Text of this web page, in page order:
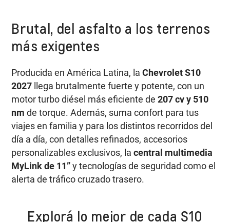
Brutal, del asfalto a los terrenos
más exigentes
Producida en América Latina, la Chevrolet S10
2027 llega brutalmente fuerte y potente, con un
motor turbo diésel más eficiente de207 cv y 510
nm de torque. Además, suma confort para tus
viajes en familia y para los distintos recorridos del
día a día, con detalles refinados, accesorios
personalizables exclusivos, lacentral multimedia
MyLink de 11”y tecnologías de seguridad como el
alerta de tráfico cruzado trasero.
Explorá lo mejor de cada S10